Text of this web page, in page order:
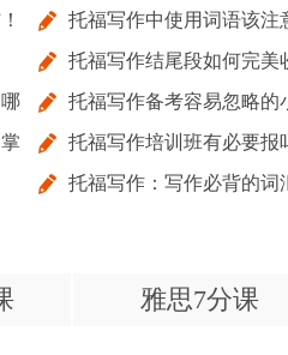
托福写作中使用词语该注
托福写作结尾段如何完美
写！托福写作备考容易忽略
用法托福写作培训班有必要报
读托福写作四大要点
托福写作：写作必背的词
雅思7分课